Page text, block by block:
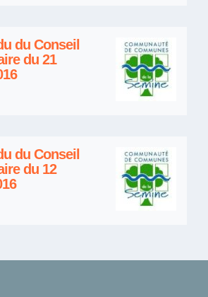
du Conseil
du 21
du Conseil
du 12